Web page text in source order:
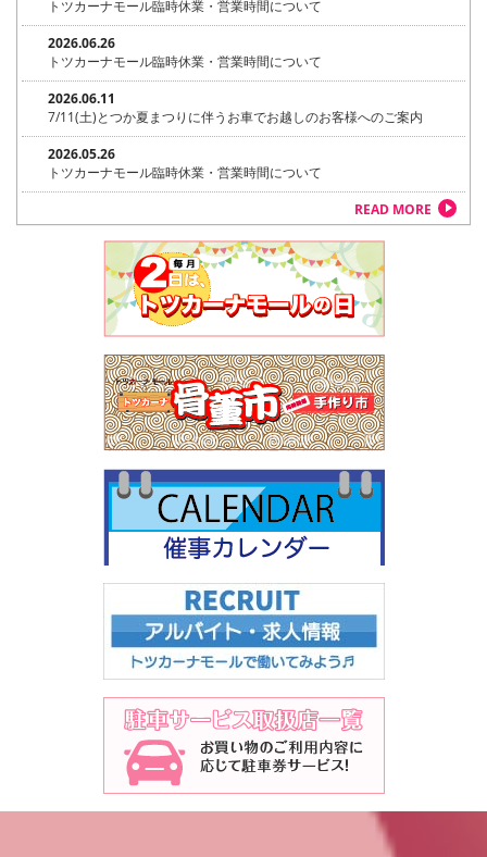
トツカーナモール臨時休業・営業時間について
2026.06.26
トツカーナモール臨時休業・営業時間について
2026.06.11
7/11(土)とつか夏まつりに伴うお車でお越しのお客様へのご案内
2026.05.26
トツカーナモール臨時休業・営業時間について
READ MORE